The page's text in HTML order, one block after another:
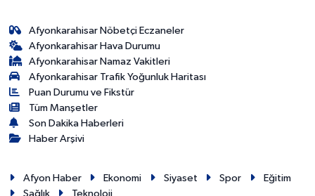
Afyonkarahisar Nöbetçi Eczaneler
Afyonkarahisar Hava Durumu
Afyonkarahisar Namaz Vakitleri
Afyonkarahisar Trafik Yoğunluk Haritası
Puan Durumu ve Fikstür
Tüm Manşetler
Son Dakika Haberleri
Haber Arşivi
Afyon Haber Ekonomi Siyaset Spor
Eğitim
Sağlık
Teknoloji